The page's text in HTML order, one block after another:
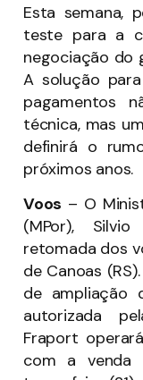
Esta semana,
teste para a
negociação do
A solução
pagamentos
técnica, mas
definirá o
próximos anos.
Voos – O
(MPor),
retomada dos
de Canoas
de ampliação
autorizada
Fraport
com a venda